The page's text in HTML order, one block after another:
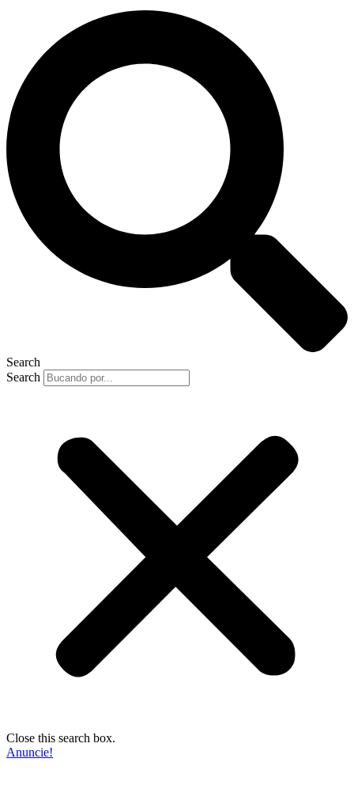
Search
Search
Close this search box.
Anuncie!